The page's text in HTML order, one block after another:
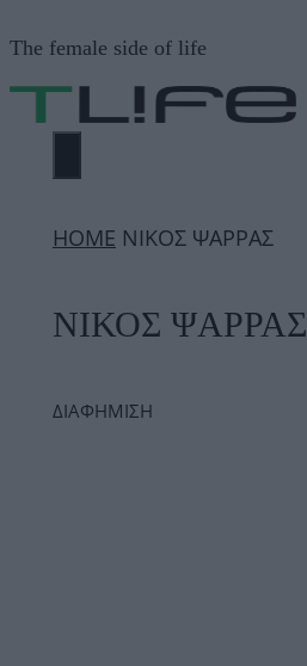
σε
περιεχόμενο
The female side of life
ΜΕΝΟΎ
ΗΟΜΕ ΝΙΚΟΣ ΨΑΡΡΑΣ
ΝΙΚΟΣ ΨΑΡΡΑΣ
ΔΙΑΦΗΜΙΣΗ